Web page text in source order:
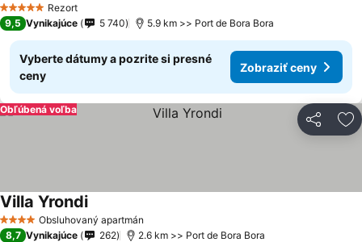
5 Počet hviezdičiek
Rezort
9,5 Vynikajúce 5 740 5.9 km >> Port de Bora Bora
Vyberte dátumy a pozrite si presné
ceny
Zobraziť ceny
Zdieľať
Obľúbená voľba
4 Počet hviezdičiek
Obsluhovaný apartmán
Villa YrondiZobraziť ceny
8,7 Vynikajúce 262 2.6 km >> Port de Bora Bora